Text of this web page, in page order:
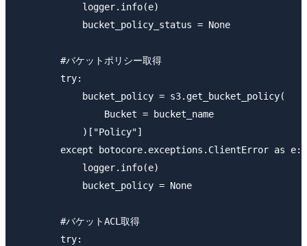
            logger.info(e)
            bucket_policy_status = None
        #バケットポリシー取得
        try:
            bucket_policy = s3.get_bucket_policy(
                Bucket = bucket_name
            )["Policy"]
        except botocore.exceptions.ClientError as e:
            logger.info(e)
            bucket_policy = None
        #バケットACL取得
        try: